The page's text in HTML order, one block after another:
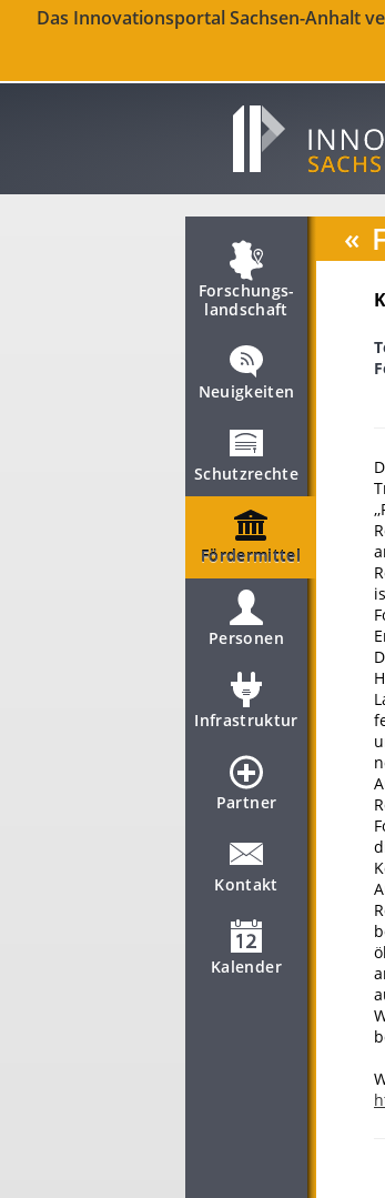
Das Innovationsportal Sachsen-Anhalt
Forschungs­
landschaft
Neuigkeiten
Schutzrechte
Fördermittel
Personen
Infrastruktur
Partner
Kontakt
Kalender
«